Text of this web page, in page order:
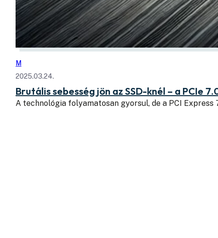
M
2025.03.24.
Brutális sebesség jön az SSD-knél – a PCIe
A technológia folyamatosan gyorsul, de a PCI Express